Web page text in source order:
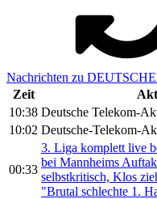
Nachrichten zu
Zeit
10:38 Deutsche Telekom-
10:02 Deutsche-Telekom-
00:33
3. Liga komplett live
bei Mannheims
selbstkritisch, Klos
"Brutal schlechte 1.